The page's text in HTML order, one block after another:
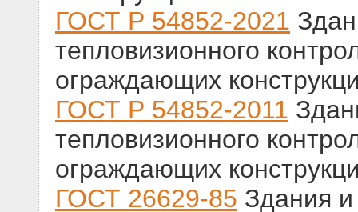
ГОСТ Р 54852-2021
тепловизионного
ограждающих
ГОСТ Р 54852-2011
тепловизионного
ограждающих
ГОСТ 26629-85 Здания